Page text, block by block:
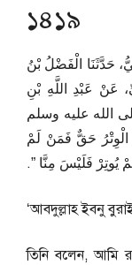
১৪১৯
حَدَّثَنَا الْفَضْلُ بْنُ
عَنْ عَبْدِ اللَّهِ بْنِ
الله عليه وسلم
حَقٌّ فَمَنْ لَمْ
يُوتِرْ فَلَيْسَ مِنَّا ‏”‏‏.‏
‘আবদুল্লাহ ইবনু
তিনি বলেন, আমি